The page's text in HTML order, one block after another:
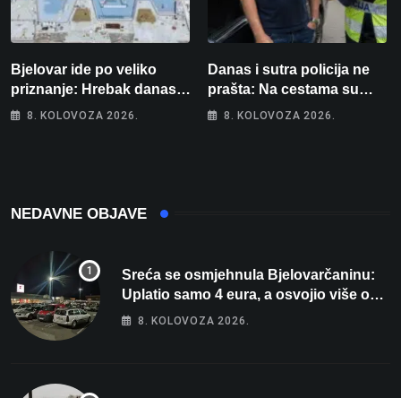
Bjelovar ide po veliko
priznanje: Hrebak danas u
Parizu predstavlja
8. KOLOVOZA 2026.
Danas i sutra policija ne
prašta: Na cestama su
posebno na meti ovi
8. KOLOVOZA 2026.
NEDAVNE OBJAVE
Sreća se osmjehnula Bjelovarčaninu:
Uplatio samo 4 eura, a osvojio više od
80 tisuća eura
8. KOLOVOZA 2026.